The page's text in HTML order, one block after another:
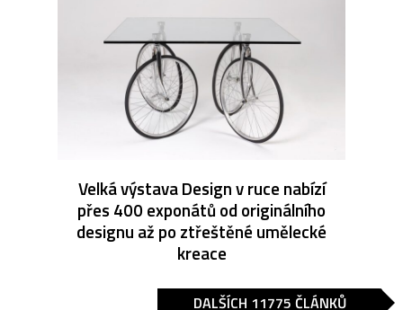
Velká výstava Design v ruce nabízí
přes 400 exponátů od originálního
designu až po ztřeštěné umělecké
kreace
DALŠÍCH 11775 ČLÁNKŮ